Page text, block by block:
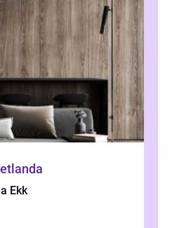
Ekk